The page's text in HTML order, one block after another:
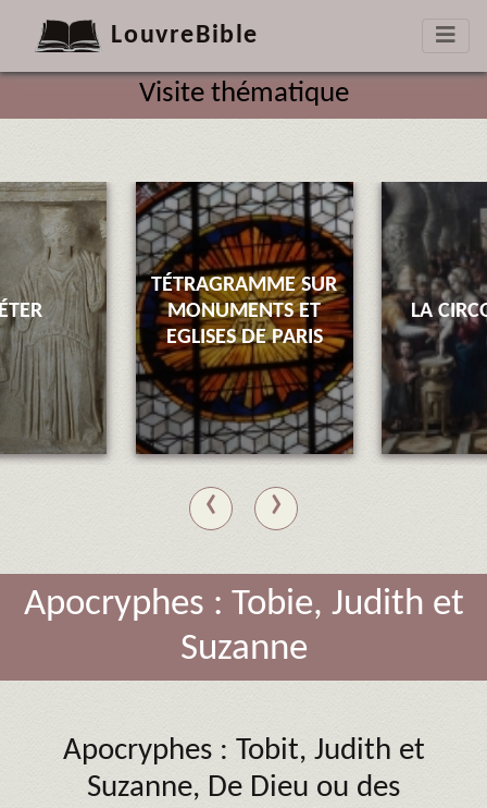
LouvreBible
Visite thématique
TÉTRAGRAMME SUR
MONUMENTS ET
EGLISES DE PARIS
LA
‹ ›
Apocryphes : Tobie, Judith et
Suzanne
Apocryphes : Tobit, Judith et
Suzanne, De Dieu ou des